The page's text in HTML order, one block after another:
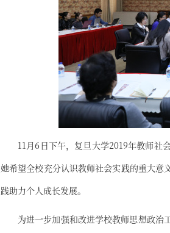
11月6日下午，复旦大学2019年教师社
她希望全校充分认识教师社会实践的重大
践助力个人成长发展。
为进一步加强和改进学校教师思想政治